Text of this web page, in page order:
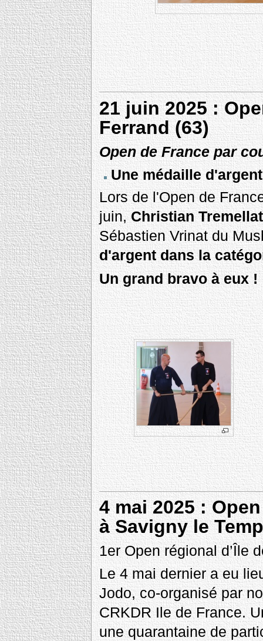
21 juin 2025 :
Ferrand (63)
Open de France par
Une médaille
Lors de l'Open de
juin,Christian
Sébastien Vrinat du
d'argent dans la
Un grand bravo à eux !
4 mai 2025 :
à Savigny le
1er Open régional d’Île
Le 4 mai dernier a eu
Jodo, co-organisé par
CRKDR Ile de France.
une quarantaine de